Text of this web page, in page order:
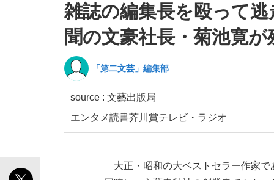
「敗因分析は一切聞かれなかった」侍ジャ
「目標達成できなかったからと言って…」
キングの誕生を、目撃せよ。
the Style
雑誌の編集長を殴って
聞の文豪社長・菊池寛
「第二文芸」編集部
source : 文藝出版局
エンタメ読書芥川賞テレビ・ラジオ
大正・昭和の大ベストセラー作家で